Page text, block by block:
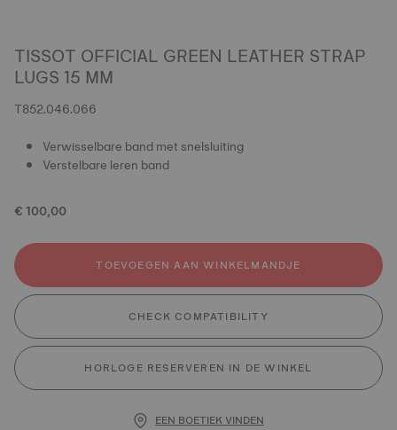
TISSOT OFFICIAL GREEN LEATHER STRAP
LUGS 15 MM
T852.046.066
Verwisselbare band met snelsluiting
Verstelbare leren band
€ 100,00
TOEVOEGEN AAN WINKELMANDJE
CHECK COMPATIBILITY
HORLOGE RESERVEREN IN DE WINKEL
EEN BOETIEK VINDEN